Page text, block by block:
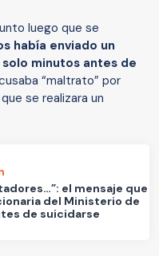
luego que se
había enviado un
minutos antes de
“maltrato” por
se realizara un
el mensaje que
del Ministerio de
de suicidarse